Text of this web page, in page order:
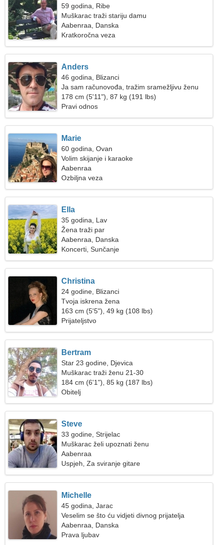
59 godina, Ribe
Muškarac traži stariju damu
Aabenraa, Danska
Kratkoročna veza
Anders
46 godina, Blizanci
Ja sam računovođa, tražim sramežljivu ženu
178 cm (5'11"), 87 kg (191 lbs)
Pravi odnos
Marie
60 godina, Ovan
Volim skijanje i karaoke
Aabenraa
Ozbiljna veza
Ella
35 godina, Lav
Žena traži par
Aabenraa, Danska
Koncerti, Sunčanje
Christina
24 godine, Blizanci
Tvoja iskrena žena
163 cm (5'5"), 49 kg (108 lbs)
Prijateljstvo
Bertram
Star 23 godine, Djevica
Muškarac traži ženu 21-30
184 cm (6'1"), 85 kg (187 lbs)
Obitelj
Steve
33 godine, Strijelac
Muškarac želi upoznati ženu
Aabenraa
Uspjeh, Za sviranje gitare
Michelle
45 godina, Jarac
Veselim se što ću vidjeti divnog prijatelja
Aabenraa, Danska
Prava ljubav